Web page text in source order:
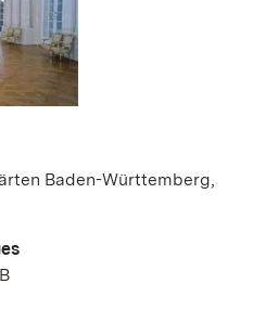
Baden-Württemberg,